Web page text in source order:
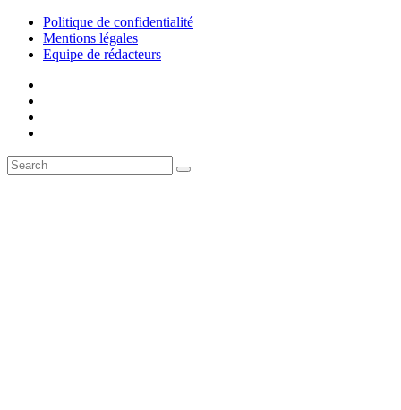
Politique de confidentialité
Mentions légales
Equipe de rédacteurs